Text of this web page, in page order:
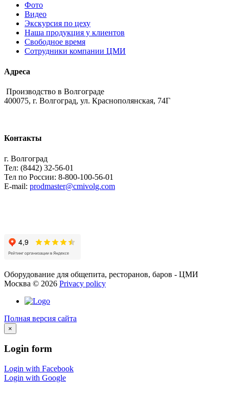
Фото
Видео
Экскурсия по цеху
Наша продукция у клиентов
Свободное время
Сотрудники компании ЦМИ
Адреса
Производство в Волгограде
400075, г. Волгоград, ул. Краснополянская, 74Г
Контакты
г. Волгоград
Тел: (8442) 32-56-01
Тел по России: 8-800-100-56-01
E-mail: prodmaster@cmivolg.com
Оборудование для общепита, ресторанов, баров - ЦМИ
Москва © 2026 Privacy policy
Полная версия сайта
×
Login form
Login with Facebook
Login with Google